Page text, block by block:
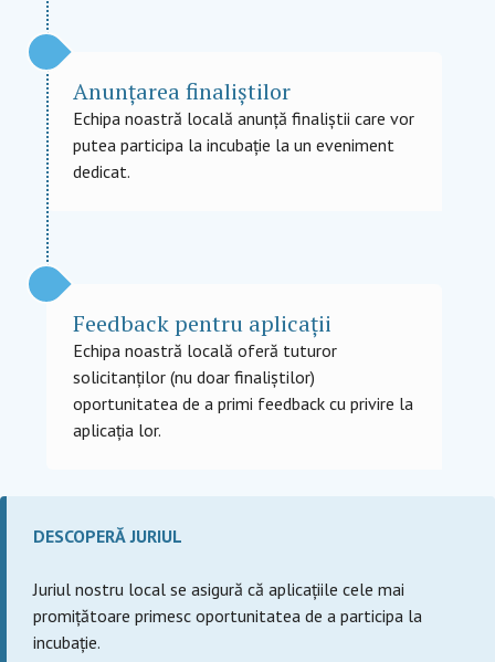
Anunțarea finaliștilor
Echipa noastră locală anunță finaliștii care vor
putea participa la incubație la un eveniment
dedicat.
Feedback pentru aplicații
Echipa noastră locală oferă tuturor
solicitanților (nu doar finaliștilor)
oportunitatea de a primi feedback cu privire la
aplicația lor.
DESCOPERĂ JURIUL
Juriul nostru local se asigură că aplicațiile cele mai
promițătoare primesc oportunitatea de a participa la
incubație.